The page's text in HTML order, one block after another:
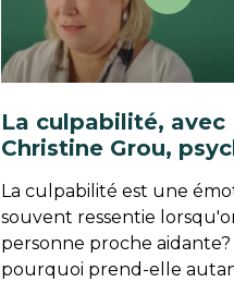
La culpabilité, avec
Christine Grou,
La culpabilité est une
souvent ressentie
personne proche aidante?
pourquoi prend-elle